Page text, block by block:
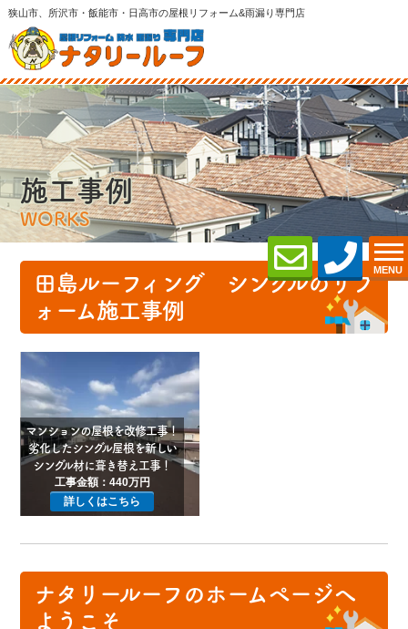
狭山市、所沢市・飯能市・日高市の屋根リフォーム&雨漏り専門店
MENU
施工事例
WORKS
田島ルーフィング シングルのリフ
ォーム施工事例
マンションの屋根を改修工事！
劣化したシングル屋根を新しい
シングル材に葺き替え工事！
工事金額：440万円
詳しくはこちら
ナタリールーフのホームページへ
ようこそ